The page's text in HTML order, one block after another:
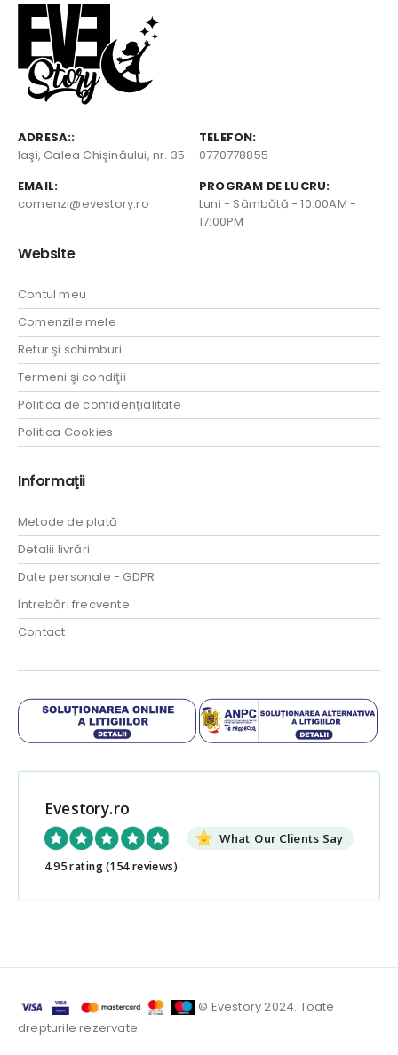
ADRESA::
Iaşi, Calea Chişinăului, nr. 35
TELEFON:
0770778855
EMAIL:
comenzi@evestory.ro
PROGRAM DE LUCRU:
Luni - Sâmbătă - 10:00AM -
17:00PM
Website
Contul meu
Comenzile mele
Retur şi schimburi
Termeni şi condiţii
Politica de confidenţialitate
Politica Cookies
Informaţii
Metode de plată
Detalii livrări
Date personale - GDPR
Întrebări frecvente
Contact
Evestory.ro
What Our Clients Say
4.95 rating(154 reviews)
© Evestory 2024. Toate
drepturile rezervate.